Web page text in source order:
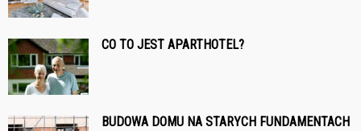
CO TO JEST APARTHOTEL?
BUDOWA DOMU NA STARYCH FUNDAMENTACH